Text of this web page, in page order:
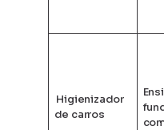
Higienizador
de carros